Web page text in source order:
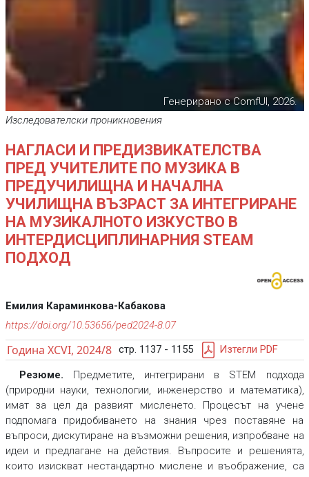
Генерирано с ComfUI, 2026.
Изследователски проникновения
НАГЛАСИ И ПРЕДИЗВИКАТЕЛСТВА
ПРЕД УЧИТЕЛИТЕ ПО МУЗИКА В
ПРЕДУЧИЛИЩНА И НАЧАЛНА
УЧИЛИЩНА ВЪЗРАСТ ЗА ИНТЕГРИРАНЕ
НА МУЗИКАЛНОТО ИЗКУСТВО В
ИНТЕРДИСЦИПЛИНАРНИЯ STEAM
ПОДХОД
Емилия Караминкова-Кабакова
https://doi.org/10.53656/ped2024-8.07
Година XCVI, 2024/8 стр. 1137 - 1155 Изтегли PDF
Резюме. Предметите, интегрирани в STEM подхода
(природни науки, технологии, инженерство и математика),
имат за цел да развият мисленето. Процесът на учене
подпомага придобиването на знания чрез поставяне на
въпроси, дискутиране на възможни решения, изпробване на
идеи и предлагане на действия. Въпросите и решенията,
които изискват нестандартно мислене и въображение, са